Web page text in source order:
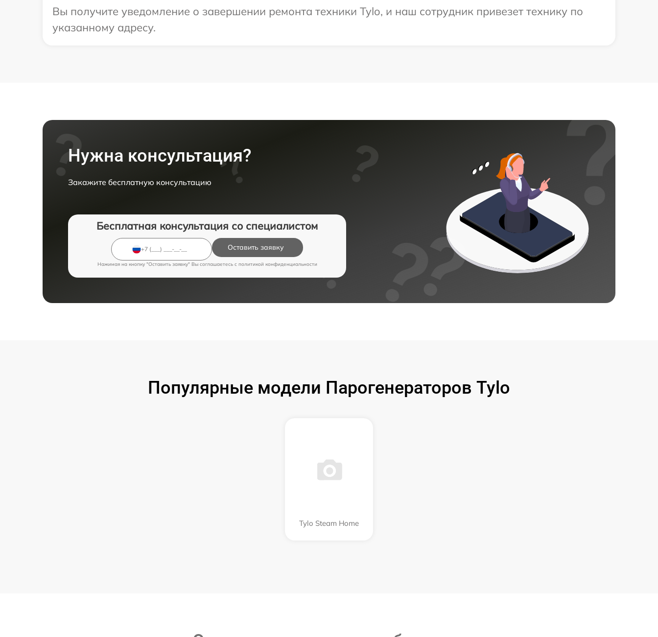
Вы получите уведомление о завершении ремонта техники Tylo, и наш сотрудник привезет технику по
указанному адресу.
Нужна консультация?
Закажите бесплатную консультацию
Бесплатная консультация со специалистом
Оставить заявку
Нажимая на кнопку "Оставить заявку" Вы соглашаетесь c политикой конфиденциальности
Популярные модели Парогенераторов Tylo
Tylo Steam Home